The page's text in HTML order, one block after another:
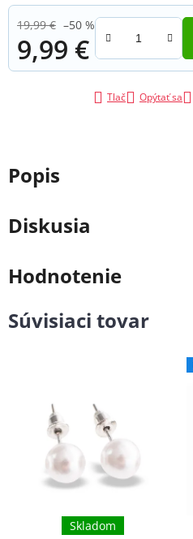
19,99 € –50 %
9,99 €
Jednotková cena:
Tlač Opýtať sa
Popis
Diskusia
Hodnotenie
Súvisiaci tovar
Skladom